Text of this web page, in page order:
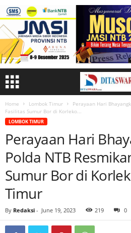
Home Lombok Timur
Perayaan Hari
Fasilitas Sumur Bor di Korleko...
LOMBOK TIMUR
Perayaan Hari
Polda NTB
Sumur Bor di
Timur
By Redaksi - June 19, 2023 219 0